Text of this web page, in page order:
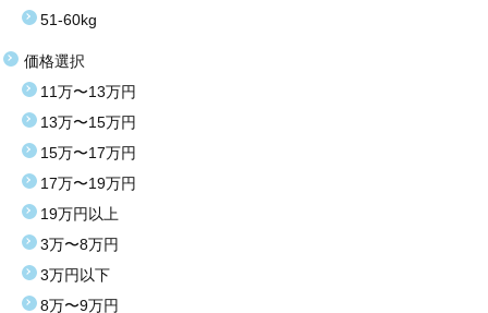
51-60kg
価格選択
11万〜13万円
13万〜15万円
15万〜17万円
17万〜19万円
19万円以上
3万〜8万円
3万円以下
8万〜9万円